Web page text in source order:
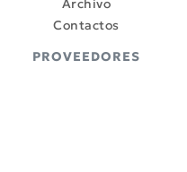
Archivo
Contactos
PROVEEDORES